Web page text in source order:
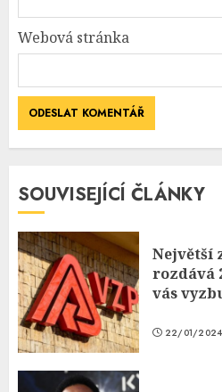
Webová stránka
SOUVISEJÍCÍ ČLÁNKY
Největší
rozdává
vás
22/01/2024